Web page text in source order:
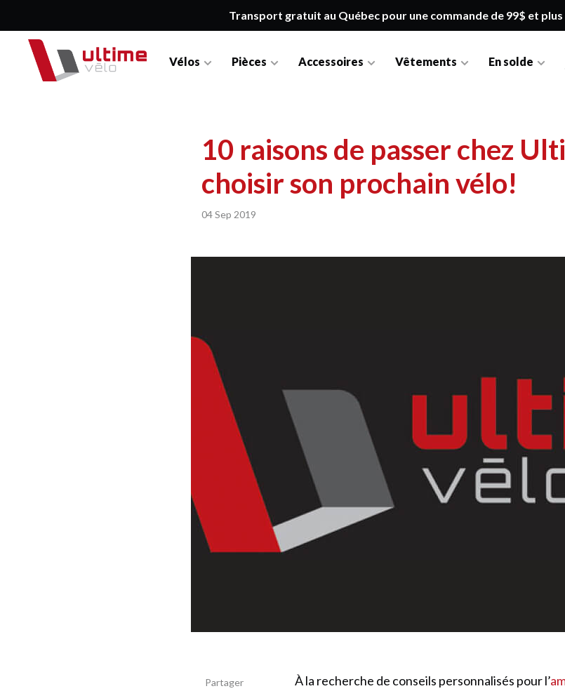
Transport gratuit au Québec pour une commande de 99$ et plus
Vélos Pièces Accessoires Vêtements En solde
10 raisons de passer chez
choisir son prochain vélo!
04 Sep 2019
Partager
À la recherche de conseils personnalisés pour l’